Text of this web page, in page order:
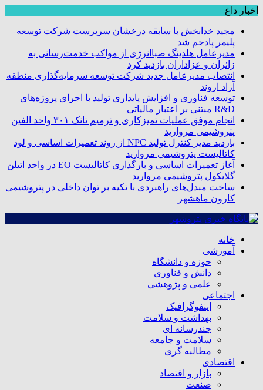
اخبار داغ
مجید خدابخش با سابقه درخشان سرپرست شرکت توسعه
پلیمر پادجم شد
مدیرعامل هلدینگ صباانرژی از مواکب خدمت‌رسانی به
زائران و عزاداران بازدید کرد
انتصاب مدیرعامل جدید شرکت توسعه سرمایه‌گذاری منطقه
آزاد اروند
توسعه فناوری و افزایش پایداری تولید با اجرای پروژه‌های
R&D مبتنی بر اعتبار مالیاتی
انجام موفق عملیات تمیزکاری و ترمیم تانک ۳۰۱ واحد الفین
پتروشیمی مروارید
بازدید مدیر کنترل تولید NPC از روند تعمیرات اساسی و لود
کاتالیست پتروشیمی مروارید
آغاز تعمیرات اساسی و بارگذاری کاتالیست EO در واحد اتیلن
گلایکول پتروشیمی مروارید
ساخت مبدل‌های راهبردی با تکیه بر توان داخلی در پتروشیمی
کارون ماهشهر
خانه
آموزشی
حوزه و دانشگاه
دانش و فناوری
علمی و پژوهشی
اجتماعی
اینفوگرافیک
بهداشت و سلامت
چندرسانه ای
سلامت و جامعه
مطالبه گری
اقتصادی
بازار و اقتصاد
صنعت